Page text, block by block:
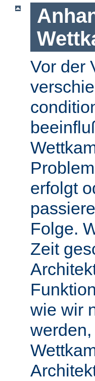
Vor der
erfolgt
Folge.
Zeit
wie wir